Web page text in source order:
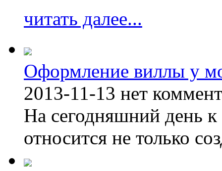
читать далее...
Оформление виллы у
2013-11-13 нет
На сегодняшний день к
относится не только